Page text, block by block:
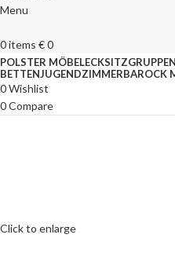
Menu
0items €0
POLSTER MÖBELECKSITZGRUPPEN
BETTENJUGENDZIMMERBAROCK
0Wishlist
0Compare
Click to enlarge